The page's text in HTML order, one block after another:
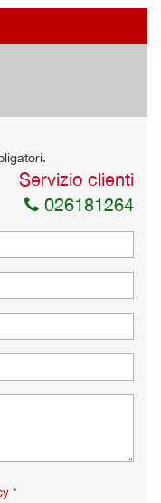
Servizio clienti
026181264
*